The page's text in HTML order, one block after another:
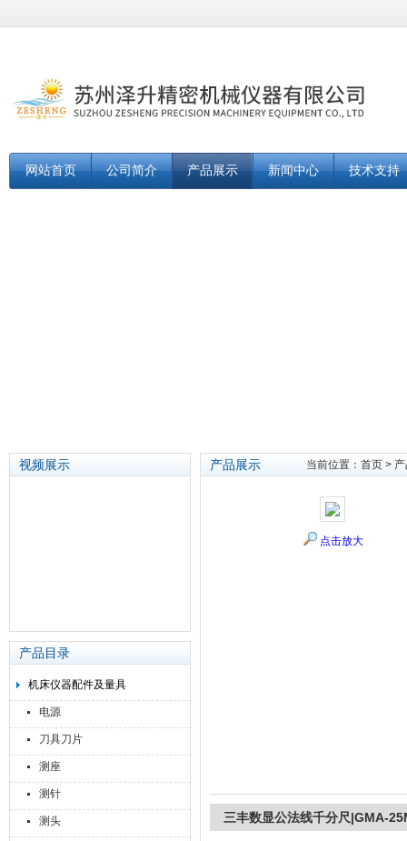
网站首页 公司简介 产品展示 新闻中心 技术支持
视频展示
产品目录
机床仪器配件及量具
电源
刀具刀片
测座
测针
测头
产品展示 当前位置： 首页 >
点击放大
三丰数显公法线千分尺|GMA-